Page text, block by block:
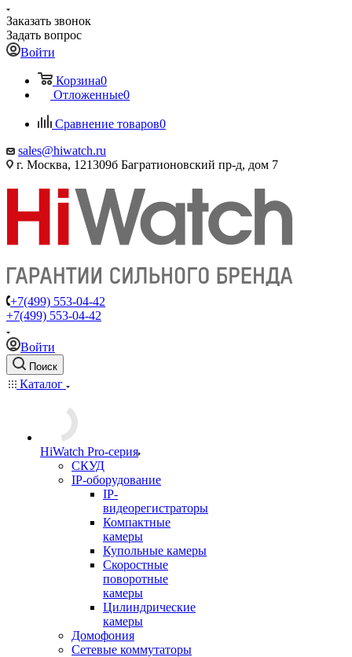
Заказать звонок
Задать вопрос
Войти
Корзина0
Отложенные0
Сравнение товаров0
sales@hiwatch.ru
г. Москва, 121309б Багратионовский пр-д, дом 7
+7(499) 553-04-42
+7(499) 553-04-42
Войти
Поиск
Каталог
HiWatch Pro-серия
CКУД
IP-оборудование
IP-
видеорегистраторы
Компактные
камеры
Купольные камеры
Скоростные
поворотные
камеры
Цилиндрические
камеры
Домофония
Сетевые коммутаторы